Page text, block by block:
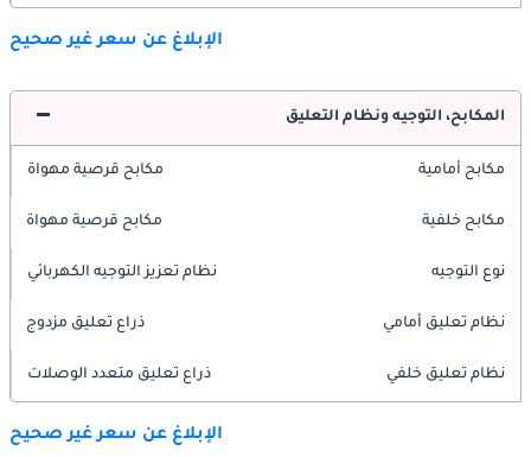
الإبلاغ عن سعر غير صحيح
المكابح، التوجيه ونظام التعليق
مكابح أمامية مكابح قرصية مهواة
مكابح خلفية مكابح قرصية مهواة
نوع التوجيه نظام تعزيز التوجيه الكهربائي
نظام تعليق أمامي ذراع تعليق مزدوج
نظام تعليق خلفي ذراع تعليق متعدد الوصلات
الإبلاغ عن سعر غير صحيح